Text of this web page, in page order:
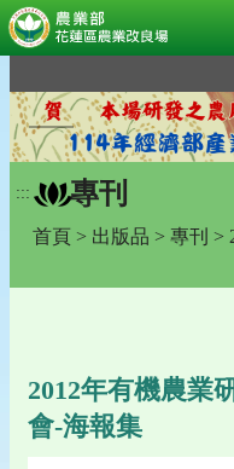
到
主
要
內
容
::: 專刊
首頁 > 出版品 > 專刊 >
2012年有機農業
會-海報集